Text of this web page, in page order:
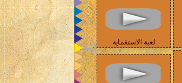
لعبة الاستغماية